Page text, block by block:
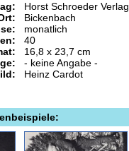
Horst Schroeder Verlag
Bickenbach
monatlich
40
16,8 x 23,7 cm
- keine Angabe -
Heinz Cardot